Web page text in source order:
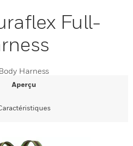
Full-
Harness
Aperçu